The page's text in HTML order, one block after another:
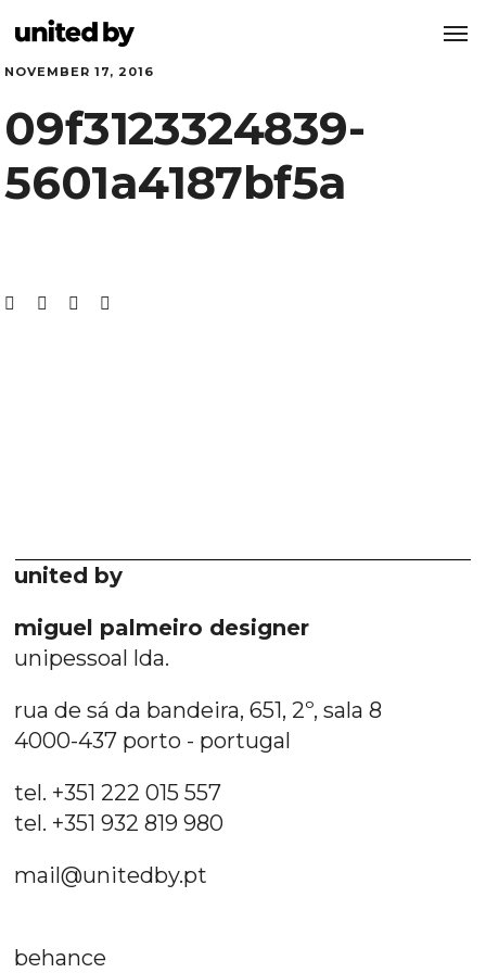
NOVEMBER 17, 2016
09f3123324839-
5601a4187bf5a
united by
miguel palmeiro designer
unipessoal lda.
rua de sá da bandeira, 651, 2º, sala 8
4000-437 porto - portugal
tel. +351 222 015 557
tel. +351 932 819 980
mail@unitedby.pt
behance